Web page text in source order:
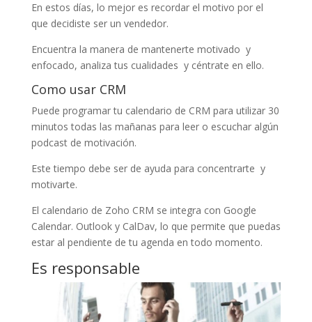
En estos días, lo mejor es recordar el motivo por el
que decidiste ser un vendedor.
Encuentra la manera de mantenerte motivado y
enfocado, analiza tus cualidades y céntrate en ello.
Como usar CRM
Puede programar tu calendario de CRM para utilizar 30
minutos todas las mañanas para leer o escuchar algún
podcast de motivación.
Este tiempo debe ser de ayuda para concentrarte y
motivarte.
El calendario de Zoho CRM se integra con Google
Calendar. Outlook y CalDav, lo que permite que puedas
estar al pendiente de tu agenda en todo momento.
Es responsable